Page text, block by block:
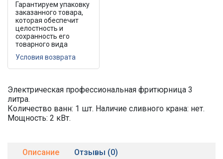
Гарантируем упаковку
заказанного товара,
которая обеспечит
целостность и
сохранность его
товарного вида
Условия возврата
Электрическая профессиональная фритюрница 3
литра.
Количество ванн: 1 шт. Наличие сливного крана: нет.
Мощность: 2 кВт.
Описание Отзывы (0)